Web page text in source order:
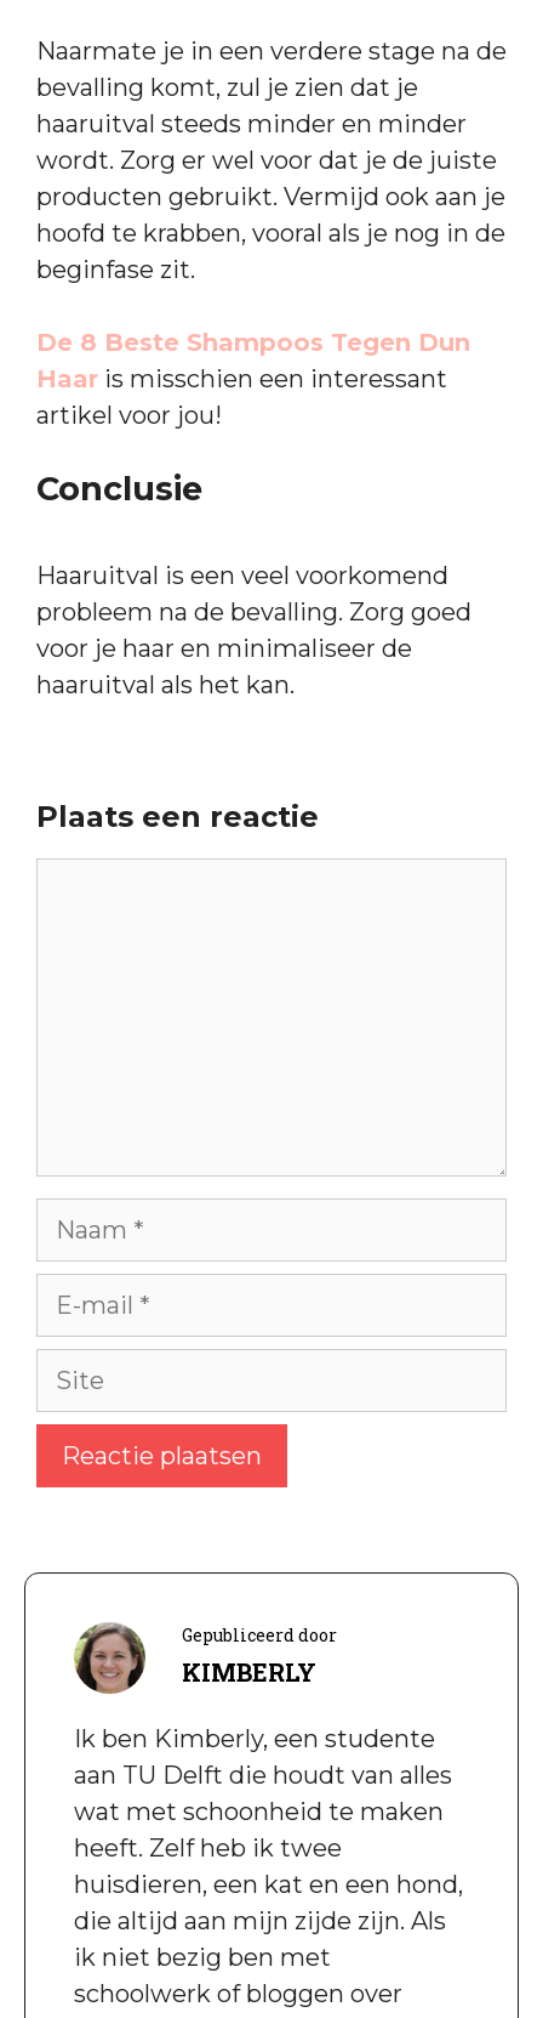
Naarmate je in een verdere stage na de
bevalling komt, zul je zien dat je
haaruitval steeds minder en minder
wordt. Zorg er wel voor dat je de juiste
producten gebruikt. Vermijd ook aan je
hoofd te krabben, vooral als je nog in de
beginfase zit.
De 8 Beste Shampoos Tegen Dun
Haar is misschien een interessant
artikel voor jou!
Conclusie
Haaruitval is een veel voorkomend
probleem na de bevalling. Zorg goed
voor je haar en minimaliseer de
haaruitval als het kan.
Plaats een reactie
Naam
E-
Site
Gepubliceerd door
KIMBERLY
Ik ben Kimberly, een studente
aan TU Delft die houdt van alles
wat met schoonheid te maken
heeft. Zelf heb ik twee
huisdieren, een kat en een hond,
die altijd aan mijn zijde zijn. Als
ik niet bezig ben met
schoolwerk of bloggen over